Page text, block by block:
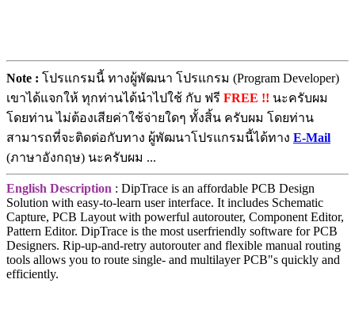
Note : โปรแกรมนี้ ทางผู้พัฒนา โปรแกรม (Program Developer)
เขาได้แจกให้ ทุกท่านได้นำไปใช้ กับ ฟรี FREE !! นะครับผม
โดยท่าน ไม่ต้องเสียค่าใช้จ่ายใดๆ ทั้งสิ้น ครับผม โดยท่าน
สามารถที่จะติดต่อกับทาง ผู้พัฒนาโปรแกรมนี้ได้ทาง E-Mail
(ภาษาอังกฤษ) นะครับผม ...
English Description : DipTrace is an affordable PCB Design
Solution with easy-to-learn user interface. It includes Schematic
Capture, PCB Layout with powerful autorouter, Component Editor,
Pattern Editor. DipTrace is the most userfriendly software for PCB
Designers. Rip-up-and-retry autorouter and flexible manual routing
tools allows you to route single- and multilayer PCB"s quickly and
efficiently.